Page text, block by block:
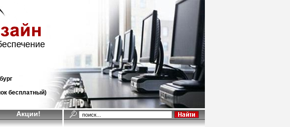
бесплатный)
Акции!